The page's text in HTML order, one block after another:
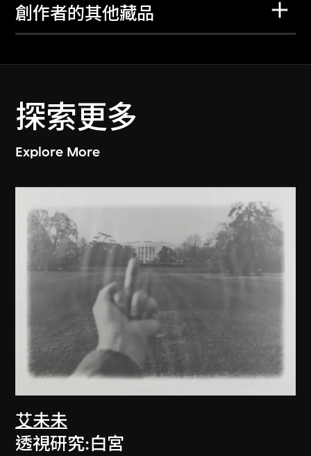
創作者的其他藏品
探索更多
Explore More
艾未未
透視研究:白宮